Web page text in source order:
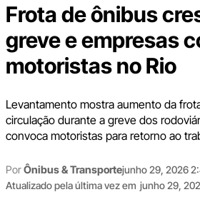
Frota de ônibus
greve e empresas
motoristas no Rio
Levantamento mostra aumento da
circulação durante a greve dos
convoca motoristas para retorno ao
PorÔnibus & Transportejunho 29, 2026
Atualizado pela última vez em junho 29,